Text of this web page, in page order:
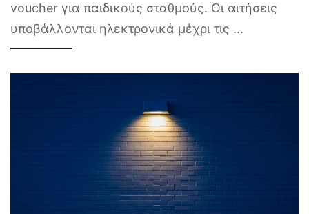
voucher για παιδικούς σταθμούς. Οι αιτήσεις
υποβάλλονται ηλεκτρονικά μέχρι τις ...